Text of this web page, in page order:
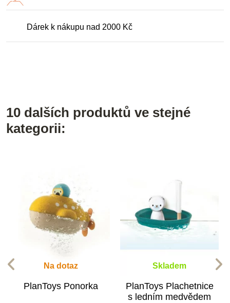
Dárek k nákupu nad 2000 Kč
10 dalších produktů ve stejné
kategorii:
Na dotaz
PlanToys Ponorka
Skladem
PlanToys Plachetnice
s ledním medvědem